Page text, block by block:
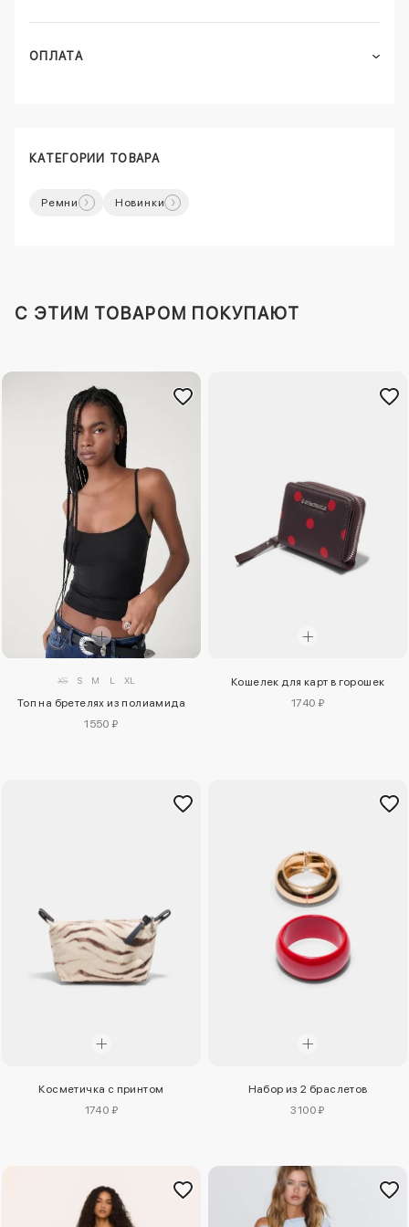
ОПЛАТА
КАТЕГОРИИ ТОВАРА
Ремни Новинки
C ЭТИМ ТОВАРОМ ПОКУПАЮТ
XS S M L XL
Топ на бретелях из полиамида
1550 ₽
Кошелек для карт в горошек
1740 ₽
Косметичка с принтом
1740 ₽
Набор из 2 браслетов
3100 ₽